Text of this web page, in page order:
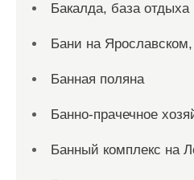
Бакалда, база отдыха
Бани на
Банная поляна
Банно-прачечное
Банный комплекс на